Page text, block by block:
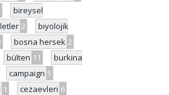
bireysel
2
biyolojik
bosna hersek 2
bülten 11
burkina
campaign 5
1 cezaevleri 6